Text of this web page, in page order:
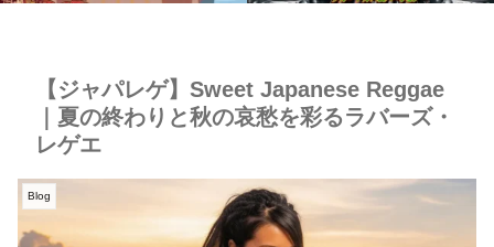
【ジャパレゲ】Sweet Japanese Reggae
｜夏の終わりと秋の哀愁を彩るラバーズ・
レゲエ
Blog